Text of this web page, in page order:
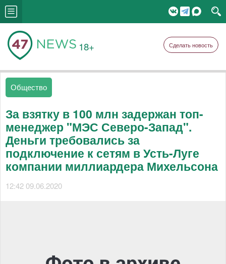
18+ Сделать новость
Общество
За взятку в 100 млн задержан топ-
менеджер "МЭС Северо-Запад".
Деньги требовались за
подключение к сетям в Усть-Луге
компании миллиардера Михельсона
12:42 09.06.2020